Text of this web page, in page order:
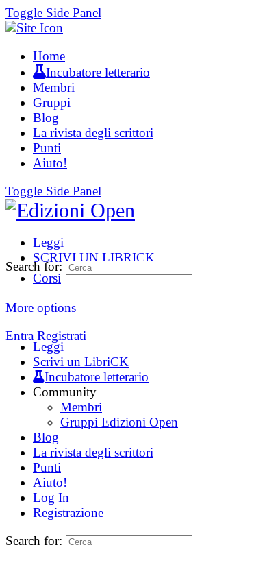
Toggle Side Panel
Home
Incubatore letterario
Membri
Gruppi
Blog
La rivista degli scrittori
Punti
Aiuto!
Toggle Side Panel
Leggi
SCRIVI UN LIBRICK
Corsi
More options
Entra Registrati
Search for:
Leggi
Scrivi un LibriCK
Incubatore letterario
Community
Membri
Gruppi Edizioni Open
Blog
La rivista degli scrittori
Punti
Aiuto!
Log In
Registrazione
Search for: